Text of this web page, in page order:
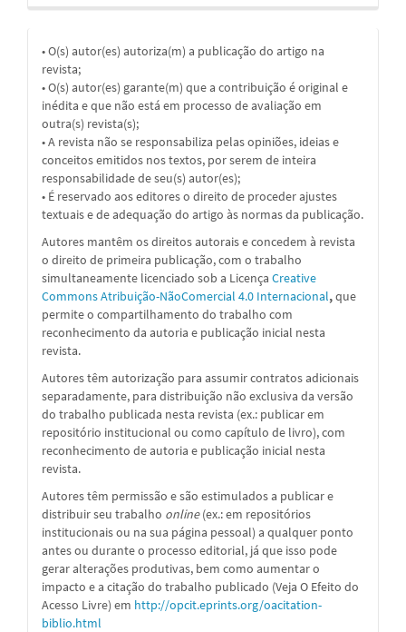
• O(s) autor(es) autoriza(m) a publicação do artigo na
revista;
• O(s) autor(es) garante(m) que a contribuição é original e
inédita e que não está em processo de avaliação em
outra(s) revista(s);
• A revista não se responsabiliza pelas opiniões, ideias e
conceitos emitidos nos textos, por serem de inteira
responsabilidade de seu(s) autor(es);
• É reservado aos editores o direito de proceder ajustes
textuais e de adequação do artigo às normas da publicação.
Autores mantêm os direitos autorais e concedem à revista
o direito de primeira publicação, com o trabalho
simultaneamente licenciado sob a Licença Creative
Commons Atribuição-NãoComercial 4.0 Internacional,que
permite o compartilhamento do trabalho com
reconhecimento da autoria e publicação inicial nesta
revista.
Autores têm autorização para assumir contratos adicionais
separadamente, para distribuição não exclusiva da versão
do trabalho publicada nesta revista (ex.: publicar em
repositório institucional ou como capítulo de livro), com
reconhecimento de autoria e publicação inicial nesta
revista.
Autores têm permissão e são estimulados a publicar e
distribuir seu trabalho online(ex.: em repositórios
institucionais ou na sua página pessoal) a qualquer ponto
antes ou durante o processo editorial, já que isso pode
gerar alterações produtivas, bem como aumentar o
impacto e a citação do trabalho publicado (Veja O Efeito do
Acesso Livre) em http://opcit.eprints.org/oacitation-
biblio.html